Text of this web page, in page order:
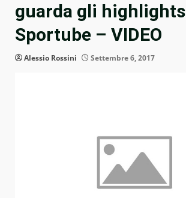
guarda gli highlights
Sportube – VIDEO
Alessio Rossini Settembre 6, 2017